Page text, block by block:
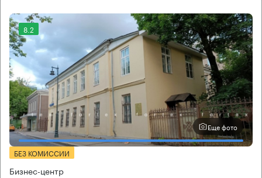
8.2
Еще фото
БЕЗ КОМИССИИ
Бизнес-центр